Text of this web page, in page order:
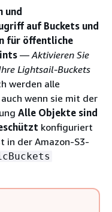
und
auf Buckets und
für öffentliche
— Aktivieren Sie
Lightsail-Buckets
werden alle
wenn sie mit der
Alle Objekte sind
konfiguriert
in der Amazon-S3-